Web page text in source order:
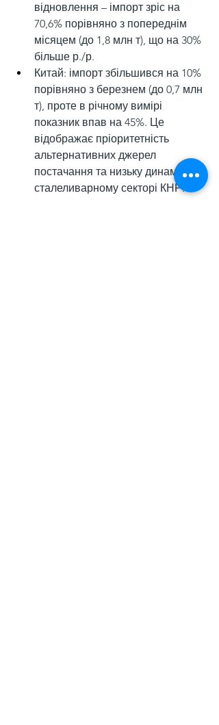
відновлення – імпорт зріс на
70,6% порівняно з попереднім
місяцем (до 1,8 млн т), що на 30%
більше р./р.
Китай: імпорт збільшився на 10%
порівняно з березнем (до 0,7 млн
т), проте в річному вимірі
показник впав на 45%. Це
відображає пріоритетність
альтернативних джерел
постачання та низьку динаміку в
сталеливарному секторі КНР.